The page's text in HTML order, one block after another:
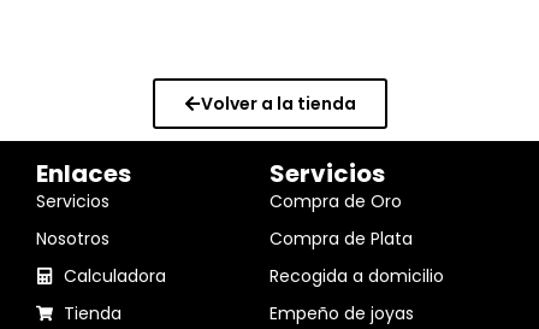
Volver a la tienda
Enlaces
Servicios
Nosotros
Calculadora
Tienda
Servicios
Compra de Oro
Compra de Plata
Recogida a domicilio
Empeño de joyas